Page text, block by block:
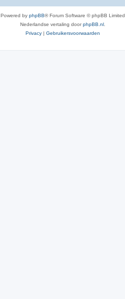
Powered by phpBB® Forum Software © phpBB Limited
Nederlandse vertaling doorphpBB.nl
Privacy | Gebruikersvoorwaarden